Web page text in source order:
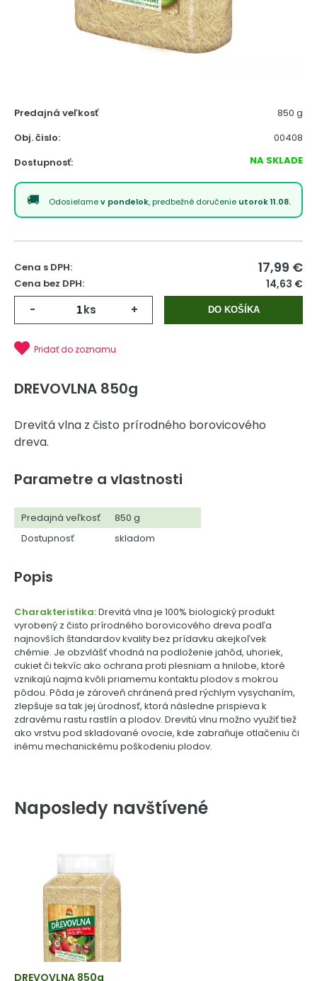
Predajná veľkosť
850 g
Obj. čislo:
00408
Dostupnosť:
NA SKLADE
Odosielamev pondelok, predbežné doručenie utorok 11.08.
Cena s DPH: 17,99 €
Cena bez DPH: 14,63 €
- ks + DO KOŠÍKA
Pridať do zoznamu
DREVOVLNA 850g
Drevitá vlna z čisto prírodného borovicového
dreva.
Parametre a vlastnosti
Predajná veľkosť
850 g
Dostupnosť
skladom
Popis
Charakteristika:Drevitá vlna je 100% biologický produkt
vyrobený z čisto prírodného borovicového dreva podľa
najnovších štandardov kvality bez prídavku akejkoľvek
chémie. Je obzvlášť vhodná na podloženie jahôd, uhoriek,
cukiet či tekvíc ako ochrana proti plesniam a hnilobe, ktoré
vznikajú najmä kvôli priamemu kontaktu plodov s mokrou
pôdou. Pôda je zároveň chránená pred rýchlym vysychaním,
zlepšuje sa tak jej úrodnosť, ktorá následne prispieva k
zdravému rastu rastlín a plodov. Drevitú vlnu možno využiť tiež
ako vrstvu pod skladované ovocie, kde zabraňuje otlačeniu či
inému mechanickému poškodeniu plodov.
Naposledy navštívené
DREVOVLNA 850g